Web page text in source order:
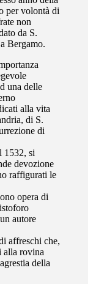
per volontà di
non
da S.
Bergamo.
una delle
alla vita
di S.
di
1532, si
devozione
raffigurati le
opera di
autore
affreschi che,
alla rovina
della